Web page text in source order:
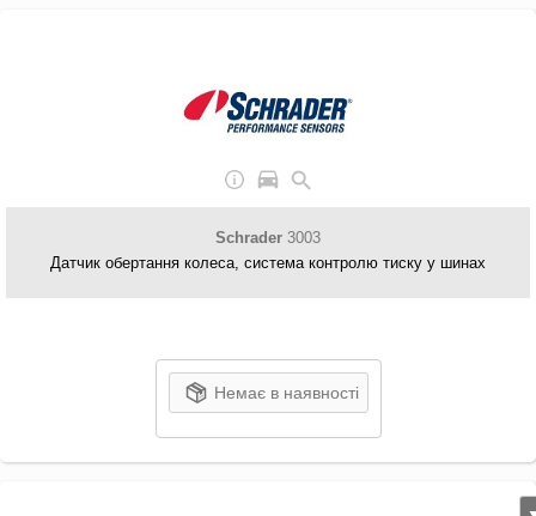
Schrader 3003
Датчик обертання колеса, система контролю тиску у шинах
Немає в наявності